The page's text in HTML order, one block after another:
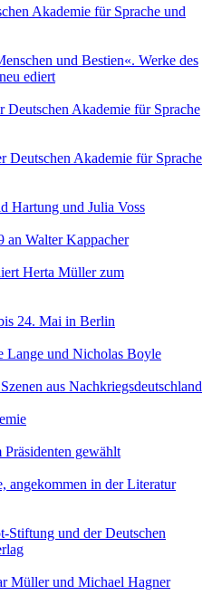
Akademie für Sprache und
und Bestien«. Werke des
ediert
Akademie für Sprache
Deutschen Akademie für Sprache
Hartung und Julia Voss
an Walter Kappacher
Herta Müller zum
24. Mai in Berlin
Lange und Nicholas Boyle
aus Nachkriegsdeutschland
gewählt
angekommen in der Literatur
Stiftung und der Deutschen
Müller und Michael Hagner